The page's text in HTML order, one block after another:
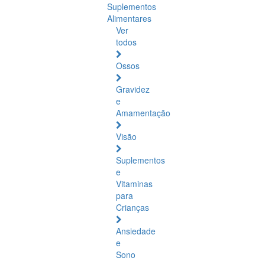
Suplementos
Alimentares
Ver
todos
Ossos
Gravidez
e
Amamentação
Visão
Suplementos
e
Vitaminas
para
Crianças
Ansiedade
e
Sono